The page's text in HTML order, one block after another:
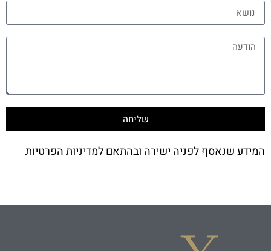
שליחה
המידע שנאסף לפניה ישירה ובהתאם למדיניות הפרטיות